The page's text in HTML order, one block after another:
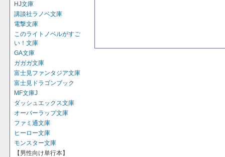
HJ文庫
講談社ラノベ文庫
電撃文庫
このライトノベルがすご
い！文庫
GA文庫
ガガガ文庫
富士見ファンタジア文庫
富士見ドラゴンブック
MF文庫J
ダッシュエックス文庫
オーバーラップ文庫
ファミ通文庫
ヒーロー文庫
モンスター文庫
【男性向け単行本】